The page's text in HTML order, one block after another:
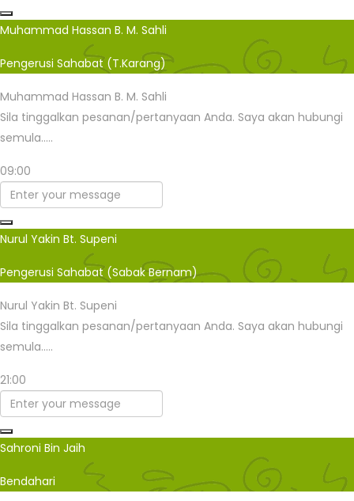
Muhammad Hassan B. M. Sahli
Pengerusi Sahabat (T.Karang)
Muhammad Hassan B. M. Sahli
Sila tinggalkan pesanan/pertanyaan Anda. Saya akan hubungi
semula.....
09:00
Nurul Yakin Bt. Supeni
Pengerusi Sahabat (Sabak Bernam)
Nurul Yakin Bt. Supeni
Sila tinggalkan pesanan/pertanyaan Anda. Saya akan hubungi
semula.....
21:00
Sahroni Bin Jaih
Bendahari